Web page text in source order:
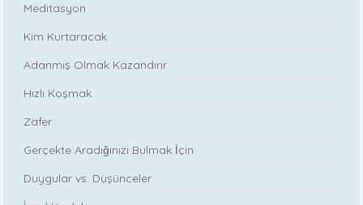
Meditasyon
Kim Kurtaracak
Adanmış Olmak Kazandırır
Hızlı Koşmak
Zafer
Gerçekte Aradığınızı Bulmak İçin
Duygular vs. Düşünceler